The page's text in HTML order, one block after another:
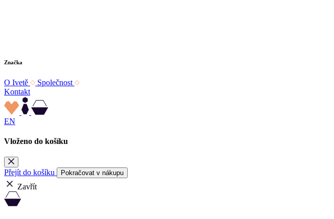
Značka
O Ivetě
Společnost
Kontakt
EN
Vloženo do košíku
Přejít do košíku Pokračovat v nákupu
Zavřít